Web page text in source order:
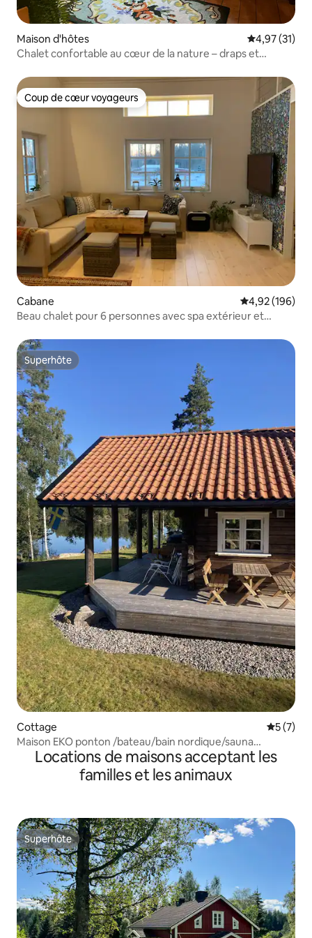
Maison d'hôtes Évaluation
4,97 (31)
Chalet confortable au cœur de la nature – draps et
Coup de cœur voyageurs
Coup de cœur voyageurs
Cabane Évaluation
4,92 (196)
Beau chalet pour 6 personnes avec spa extérieur et
Superhôte
Superhôte
Cottage
5 (7)
Maison EKO ponton /bateau/bain nordique/sauna
Helgesjöudden 3
Locations de maisons acceptant les
familles et les animaux
Superhôte
Superhôte